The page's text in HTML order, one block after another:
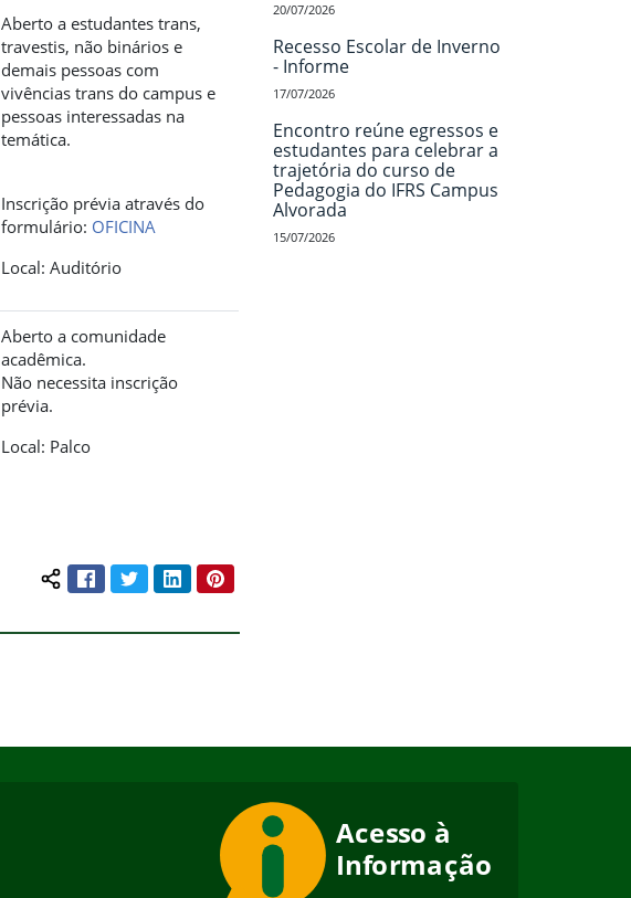
Aberto a estudantes trans,
travestis, não binários e
demais pessoas com
vivências trans do campus e
pessoas interessadas na
temática.
Inscrição prévia através do
formulário: OFICINA
Local: Auditório
Aberto a comunidade
acadêmica.
Não necessita inscrição
prévia.
Local: Palco
Compartilhar conteúdo:
FacebookTwitterLinkedInPinterest
20/07/2026
Recesso Escolar de Inverno
- Informe
17/07/2026
Encontro reúne egressos e
estudantes para celebrar a
trajetória do curso de
Pedagogia do IFRS Campus
Alvorada
15/07/2026